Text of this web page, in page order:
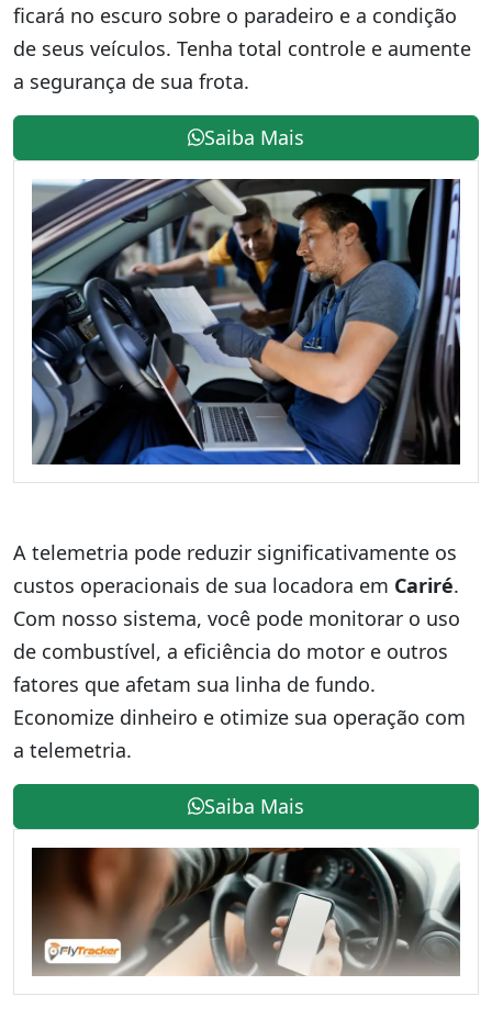
ficará no escuro sobre o paradeiro e a condição
de seus veículos. Tenha total controle e aumente
a segurança de sua frota.
Saiba Mais
A telemetria pode reduzir significativamente os
custos operacionais de sua locadora em Cariré.
Com nosso sistema, você pode monitorar o uso
de combustível, a eficiência do motor e outros
fatores que afetam sua linha de fundo.
Economize dinheiro e otimize sua operação com
a telemetria.
Saiba Mais